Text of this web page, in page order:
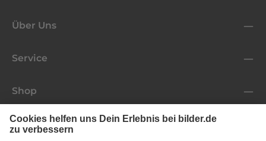
Über Uns
Service
Shop
Folge uns